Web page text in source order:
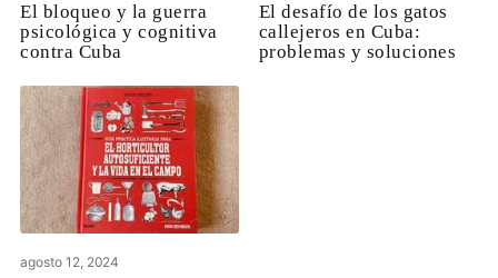
El bloqueo y la guerra
psicológica y cognitiva
contra Cuba
El desafío de los gatos
callejeros en Cuba:
problemas y soluciones
agosto 12, 2024